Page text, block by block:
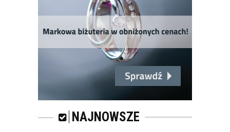
DO KOŃCA ROKU
INDEKSY NA GPW
MOGĄ WZROSNĄĆ O
5–10 PROC.
ATRAKCYJNE
OKAZUJĄ SIĘ
INWESTYCJE W...
SPOTKAŃ
BIZNESOWYCH POD
LUPĄ: KTO? CO? I
NAJNOWSZE